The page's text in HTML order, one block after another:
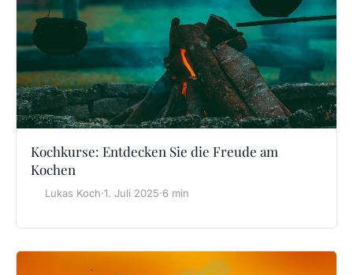
Kochkurse: Entdecken Sie die Freude am
Kochen
Lukas Koch·1. Juli 2025·6 min